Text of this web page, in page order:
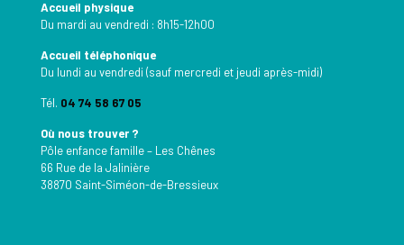
Accueil physique
Du mardi au vendredi : 8h15-12h00
Accueil téléphonique
Du lundi au vendredi (sauf mercredi et jeudi après-midi)
Tél. 04 74 58 67 05
Où nous trouver ?
Pôle enfance famille – Les Chênes
66 Rue de la Jalinière
38870 Saint-Siméon-de-Bressieux